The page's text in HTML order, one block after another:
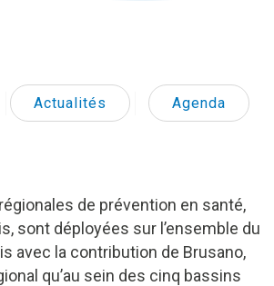
Actualités Agenda
de prévention en santé,
sont déployées sur l’ensemble du
avec la contribution de Brusano,
qu’au sein des cinq bassins